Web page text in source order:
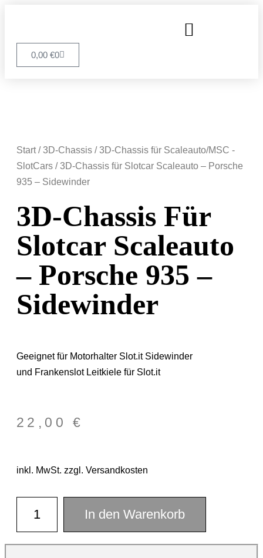
0,00 €0
Start/3D-Chassis /3D-Chassis für Scaleauto/MSC -
SlotCars / 3D-Chassis für Slotcar Scaleauto – Porsche
935 – Sidewinder
3D-Chassis Für
Slotcar Scaleauto
– Porsche 935 –
Sidewinder
Geeignet für Motorhalter Slot.it Sidewinder
und Frankenslot Leitkiele für Slot.it
22,00€
inkl. MwSt. zzgl. Versandkosten
In den Warenkorb